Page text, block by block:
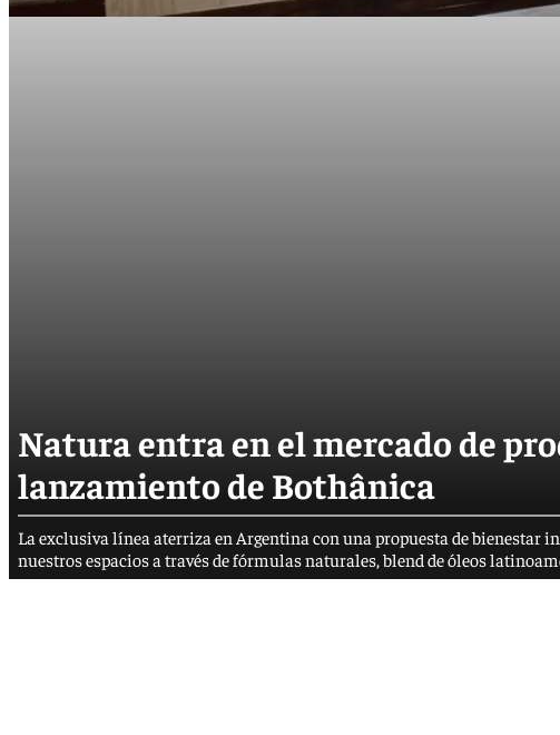
Natura entra en el mercado de
lanzamiento de Bothânica
La exclusiva línea aterriza en Argentina con una propuesta de bienestar
nuestros espacios a través de fórmulas naturales, blend de óleos